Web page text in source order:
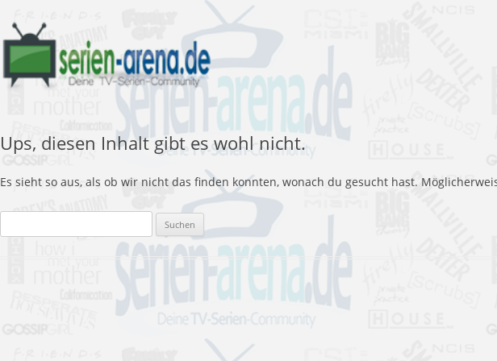
Ups, diesen Inhalt gibt es wohl nicht.
Es sieht so aus, als ob wir nicht das finden konnten, wonach du gesucht hast.
nach: